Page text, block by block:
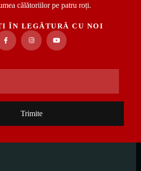
călătoriilor pe patru roți.
ÎN LEGĂTURĂ CU NOI
Trimite